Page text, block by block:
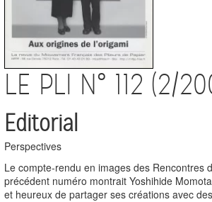
LE PLI N° 112 (2/
Editorial
Perspectives
Le compte-rendu en images des Rencontres
précédent numéro montrait Yoshihide
et heureux de partager ses créations avec